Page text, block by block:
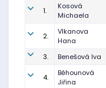
1.
Kosová
Michaela
2.
Vlkanova
Hana
3. Benešová Iva
4.
Běhounová
Jiřina